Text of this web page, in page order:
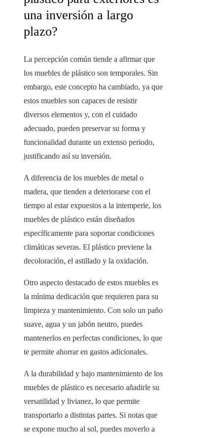
una inversión a largo
plazo?
La percepción común tiende a afirmar que
los muebles de plástico son temporales. Sin
embargo, este concepto ha cambiado, ya que
estos muebles son capaces de resistir
diversos elementos y, con el cuidado
adecuado, pueden preservar su forma y
funcionalidad durante un extenso periodo,
justificando así su inversión.
A diferencia de los muebles de metal o
madera, que tienden a deteriorarse con el
tiempo al estar expuestos a la intemperie, los
muebles de plástico están diseñados
específicamente para soportar condiciones
climáticas severas. El plástico previene la
decoloración, el astillado y la oxidación.
Otro aspecto destacado de estos muebles es
la mínima dedicación que requieren para su
limpieza y mantenimiento. Con solo un paño
suave, agua y un jabón neutro, puedes
mantenerlos en perfectas condiciones, lo que
te permite ahorrar en gastos adicionales.
A la durabilidad y bajo mantenimiento de los
muebles de plástico es necesario añadirle su
versatilidad y livianez, lo que permite
transportarlo a distintas partes. Si notas que
se expone mucho al sol, puedes moverlo a